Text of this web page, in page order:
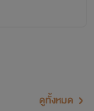
ดูทั้งหมด